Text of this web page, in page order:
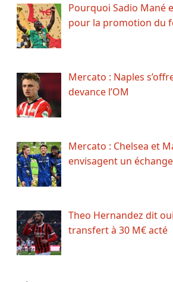
Pourquoi Sadio Mané
pour la promotion du
Mercato : Naples
devance l’OM
Mercato : Chelsea et
envisagent un échange
Theo Hernandez dit
transfert à 30 M€ acté